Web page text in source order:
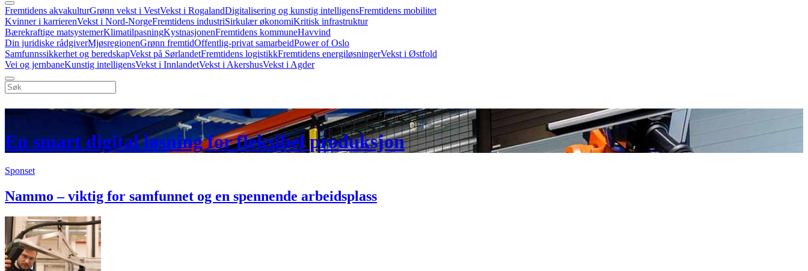
Fremtidens akvakulturGrønn vekst i VestVekst i RogalandDigitalisering og kunstig intelligensFremtidens mobilitet
Kvinner i karrierenVekst i Nord-NorgeFremtidens industriSirkulær økonomiKritisk infrastruktur
Bærekraftige matsystemerKlimatilpasningKystnasjonenFremtidens kommuneHavvind
Din juridiske rådgiverMjøsregionenGrønn fremtidOffentlig-privat samarbeidPower of Oslo
Samfunnssikkerhet og beredskapVekst på SørlandetFremtidens logistikkFremtidens energiløsningerVekst i Østfold
Vei og jernbaneKunstig intelligensVekst i InnlandetVekst i AkershusVekst i Agder
Sponset
En smart digital løsning for fleksibel produksjon
Sponset
Nammo – viktig for samfunnet og en spennende arbeidsplass